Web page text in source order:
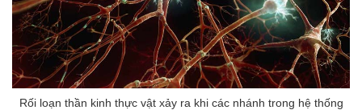
Rối loạn thần kinh thực vật xảy ra khi các nhánh trong hệ thống